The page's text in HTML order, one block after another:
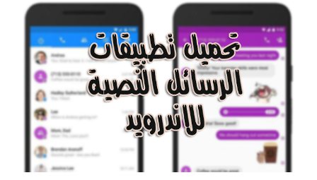
تطبيقات
العملات الرقمية